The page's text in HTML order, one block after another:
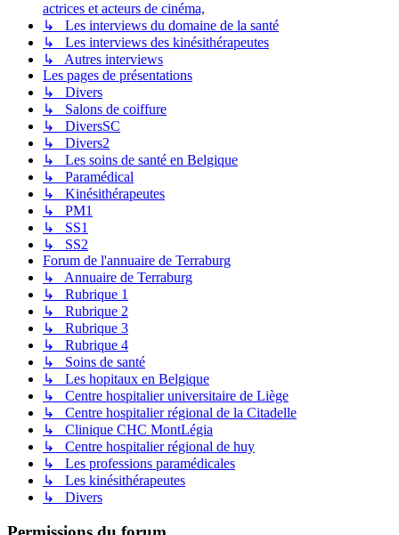
actrices et acteurs de cinéma,
↳ Les interviews du domaine de la santé
↳ Les interviews des kinésithérapeutes
↳ Autres interviews
Les pages de présentations
↳ Divers
↳ Salons de coiffure
↳ DiversSC
↳ Divers2
↳ Les soins de santé en Belgique
↳ Paramédical
↳ Kinésithérapeutes
↳ PM1
↳ SS1
↳ SS2
Forum de l'annuaire de Terraburg
↳ Annuaire de Terraburg
↳ Rubrique 1
↳ Rubrique 2
↳ Rubrique 3
↳ Rubrique 4
↳ Soins de santé
↳ Les hopitaux en Belgique
↳ Centre hospitalier universitaire de Liège
↳ Centre hospitalier régional de la Citadelle
↳ Clinique CHC MontLégia
↳ Centre hospitalier régional de huy
↳ Les professions paramédicales
↳ Les kinésithérapeutes
↳ Divers